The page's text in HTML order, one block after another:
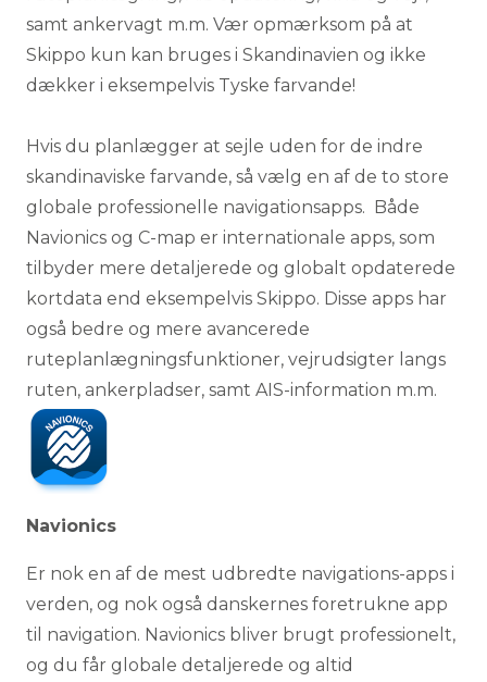
samt ankervagt m.m. Vær opmærksom på at
Skippo kun kan bruges i Skandinavien og ikke
dækker i eksempelvis Tyske farvande!
Hvis du planlægger at sejle uden for de indre
skandinaviske farvande, så vælg en af de to store
globale professionelle navigationsapps. Både
Navionics og C-map er internationale apps, som
tilbyder mere detaljerede og globalt opdaterede
kortdata end eksempelvis Skippo. Disse apps har
også bedre og mere avancerede
ruteplanlægningsfunktioner, vejrudsigter langs
ruten, ankerpladser, samt AIS-information m.m.
Navionics
Er nok en af de mest udbredte navigations-apps i
verden, og nok også danskernes foretrukne app
til navigation. Navionics bliver brugt professionelt,
og du får globale detaljerede og altid